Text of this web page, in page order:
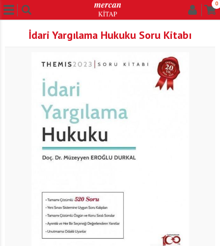
0
İdari Yargılama Hukuku Soru Kitabı